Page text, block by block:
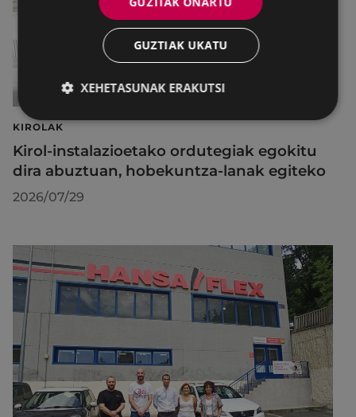
KIROLAK
Kirol-instalazioetako ordutegiak egokitu
dira abuztuan, hobekuntza-lanak egiteko
2026/07/29
GUZTIAK UKATU
XEHETASUNAK ERAKUTSI